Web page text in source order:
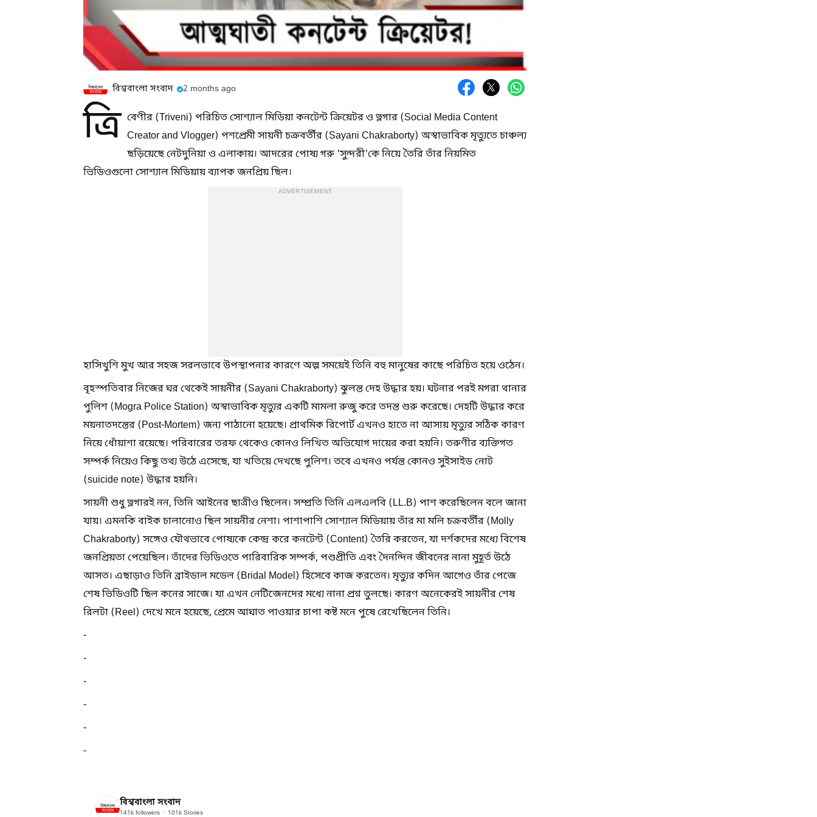
বিশ্ববাংলা সংবাদ 2 months ago
ত্রি বেণীর (Triveni) পরিচিত সোশ্যাল মিডিয়া কনটেন্ট ক্রিয়েটর ও ভ্লগার (Social Media Content
Creator and Vlogger) পশপ্রেমী সায়নী চক্রবর্তীর (Sayani Chakraborty) অস্বাভাবিক মৃত্যুতে চাঞ্চল্য
ছড়িয়েছে নেটদুনিয়া ও এলাকায়। আদরের পোষ্য গরু 'সুন্দরী'কে নিয়ে তৈরি তাঁর নিয়মিত
ভিডিওগুলো সোশ্যাল মিডিয়ায় ব্যাপক জনপ্রিয় ছিল।
ADVERTISEMENT
হাসিখুশি মুখ আর সহজ সরলভাবে উপস্থাপনার কারণে অল্প সময়েই তিনি বহু মানুষের কাছে পরিচিত হয়ে ওঠেন।
বৃহস্পতিবার নিজের ঘর থেকেই সায়নীর (Sayani Chakraborty) ঝুলন্ত দেহ উদ্ধার হয়। ঘটনার পরই মগরা থানার
পুলিশ (Mogra Police Station) অস্বাভাবিক মৃত্যুর একটি মামলা রুজু করে তদন্ত শুরু করেছে। দেহটি উদ্ধার করে
ময়নাতদন্তের (Post-Mortem) জন্য পাঠানো হয়েছে। প্রাথমিক রিপোর্ট এখনও হাতে না আসায় মৃত্যুর সঠিক কারণ
নিয়ে ধোঁয়াশা রয়েছে। পরিবারের তরফ থেকেও কোনও লিখিত অভিযোগ দায়ের করা হয়নি। তরুণীর ব্যক্তিগত
সম্পর্ক নিয়েও কিছু তথ্য উঠে এসেছে, যা খতিয়ে দেখছে পুলিশ। তবে এখনও পর্যন্ত কোনও সুইসাইড নোট
(suicide note) উদ্ধার হয়নি।
সায়নী শুধু ভ্লগারই নন, তিনি আইনের ছাত্রীও ছিলেন। সম্প্রতি তিনি এলএলবি (LL.B) পাশ করেছিলেন বলে জানা
যায়। এমনকি বাইক চালানোও ছিল সায়নীর নেশা। পাশাপাশি সোশ্যাল মিডিয়ায় তাঁর মা মলি চক্রবর্তীর (Molly
Chakraborty) সঙ্গেও যৌথভাবে পোষ্যকে কেন্দ্র করে কনটেন্ট (Content) তৈরি করতেন, যা দর্শকদের মধ্যে বিশেষ
জনপ্রিয়তা পেয়েছিল। তাঁদের ভিডিওতে পারিবারিক সম্পর্ক, পশুপ্রীতি এবং দৈনন্দিন জীবনের নানা মুহূর্ত উঠে
আসত। এছাড়াও তিনি ব্রাইডাল মডেল (Bridal Model) হিসেবে কাজ করতেন। মৃত্যুর কদিন আগেও তাঁর পেজে
শেষ ভিডিওটি ছিল কনের সাজে। যা এখন নেটিজেনদের মধ্যে নানা প্রশ্ন তুলছে। কারণ অনেকেরই সায়নীর শেষ
রিলটা (Reel) দেখে মনে হয়েছে, প্রেমে আঘাত পাওয়ার চাপা কষ্ট মনে পুষে রেখেছিলেন তিনি।
-
-
-
-
-
-
বিশ্ববাংলা সংবাদ
141k followers 101k Stories